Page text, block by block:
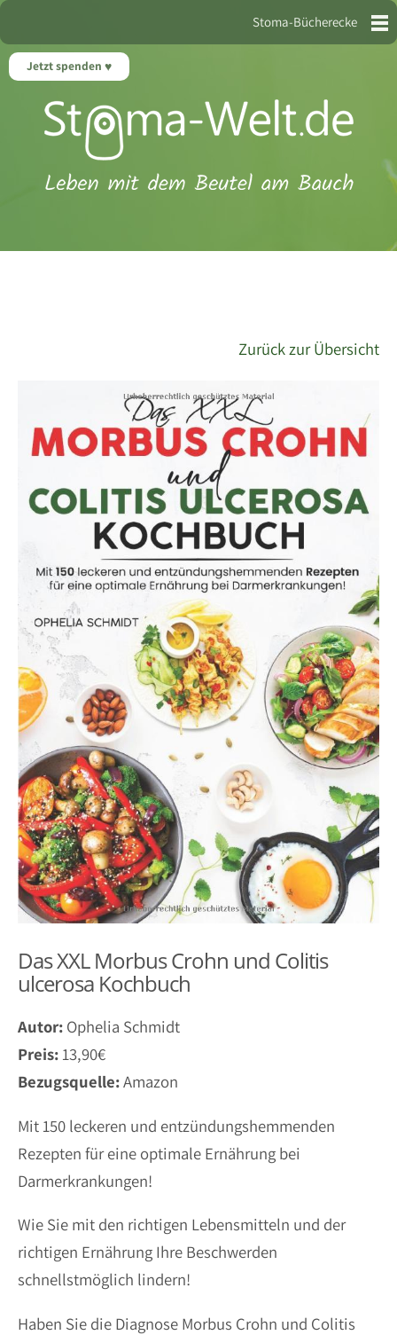
Jetzt spenden
Stoma-Bücherecke
Zurück zur Übersicht
Das XXL Morbus Crohn und Colitis
ulcerosa Kochbuch
Autor: Ophelia Schmidt
Preis: 13,90€
Bezugsquelle:Amazon
Mit 150 leckeren und entzündungshemmenden
Rezepten für eine optimale Ernährung bei
Darmerkrankungen!
Wie Sie mit den richtigen Lebensmitteln und der
richtigen Ernährung Ihre Beschwerden
schnellstmöglich lindern!
Haben Sie die Diagnose Morbus Crohn und Colitis